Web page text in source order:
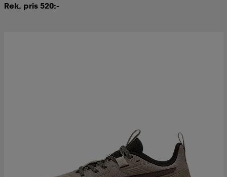
Rek. pris 520:-